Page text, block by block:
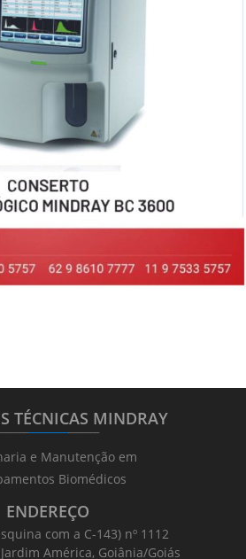
TÉCNICAS MINDRAY
________________
e Manutenção em
Biomédicos
ENDEREÇO
com a C-143) nº 1112
América, Goiânia/Goiás